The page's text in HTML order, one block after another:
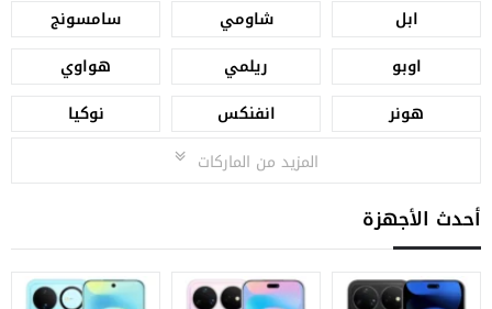
ابل شاومي
سامسونج
اوبو
ريلمي
هواوي
هونر
انفنكس
نوكيا
المزيد من الماركات
أحدث الأجهزة